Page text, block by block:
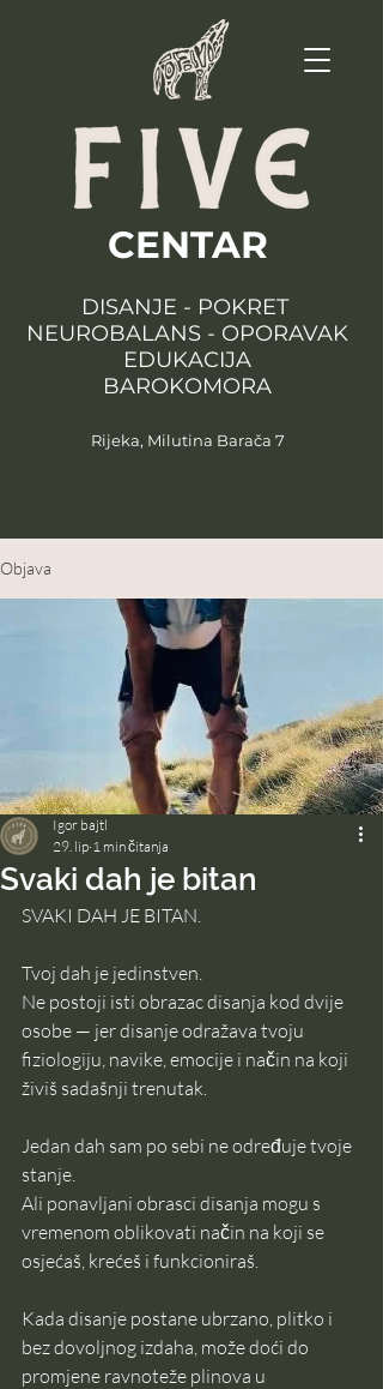
CENTAR
DISANJE - POKRET
NEUROBALANS - OPORAVAK
EDUKACIJA
BAROKOMORA
Rijeka, Milutina Barača 7
Objava
Svaki dah je bitan
Igor bajtl
29. lip 1 min čitanja
SVAKI DAH JE BITAN.
Tvoj dah je jedinstven.
Ne postoji isti obrazac disanja kod dvije
osobe — jer disanje odražava tvoju
fiziologiju, navike, emocije i način na koji
živiš sadašnji trenutak.
Jedan dah sam po sebi ne određuje tvoje
stanje.
Ali ponavljani obrasci disanja mogu s
vremenom oblikovati način na koji se
osjećaš, krećeš i funkcioniraš.
Kada disanje postane ubrzano, plitko i
bez dovoljnog izdaha, može doći do
promjene ravnoteže plinova u